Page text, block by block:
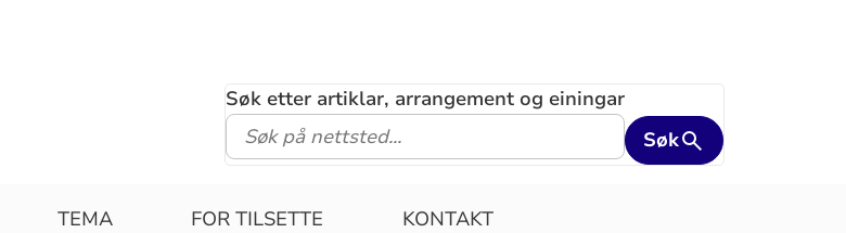
Søk etter artiklar, arrangement og einingar
Søk
TEMA FOR TILSETTE KONTAKT